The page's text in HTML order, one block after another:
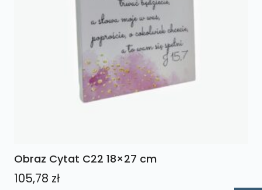
Obraz Cytat C22 18×27 cm
105,78 zł